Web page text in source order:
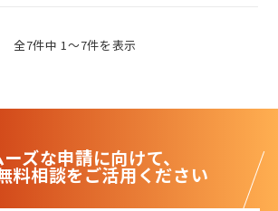
全7件中 1〜7件を表示
ズな申請に向けて、
料相談をご活用ください